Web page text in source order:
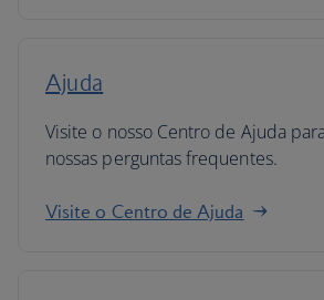
Ajuda
Visite o nosso Centro de Ajuda
nossas perguntas frequentes.
Visite o Centro de Ajuda